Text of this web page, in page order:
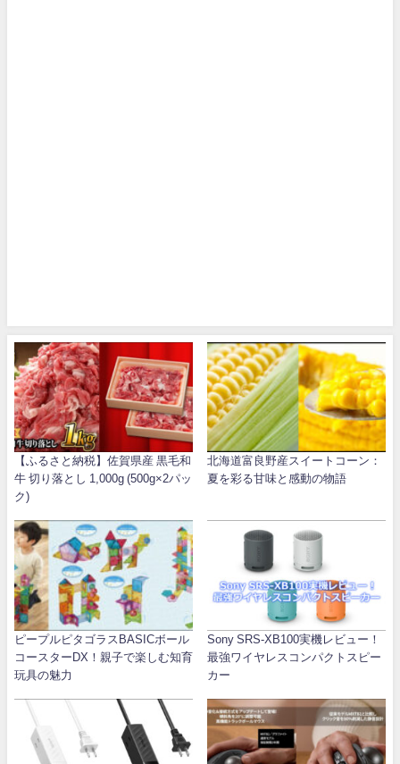
【ふるさと納税】佐賀県産 黒毛和
牛 切り落とし 1,000g (500g×2パッ
ク)
北海道富良野産スイートコーン：
夏を彩る甘味と感動の物語
ピープルピタゴラスBASICボール
コースターDX！親子で楽しむ知育
玩具の魅力
Sony SRS-XB100実機レビュー！
最強ワイヤレスコンパクトスピー
カー